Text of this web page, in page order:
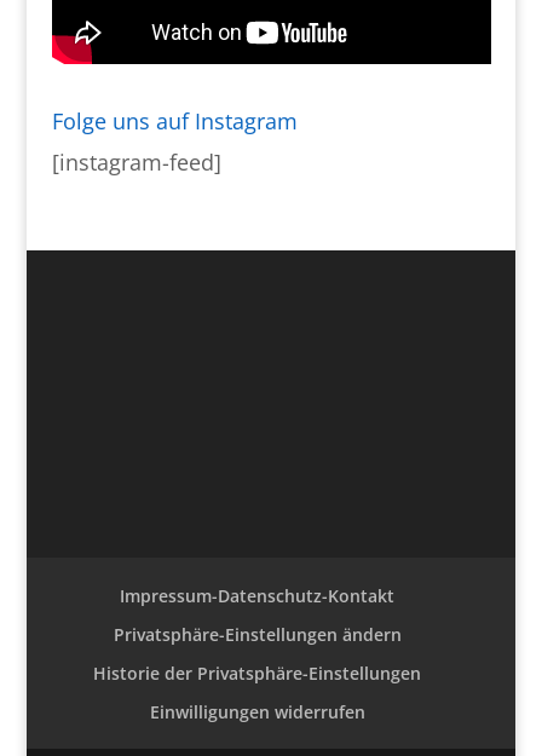
Folge uns auf Instagram
[instagram-feed]
Impressum-Datenschutz-Kontakt
Privatsphäre-Einstellungen ändern
Historie der Privatsphäre-Einstellungen
Einwilligungen widerrufen